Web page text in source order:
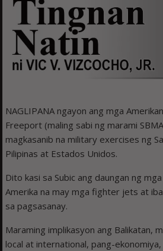
NAGLIPANA ngayon ang mga
Freeport (maling sabi ng marami
magkasanib na military exercises ng
Pilipinas at Estados Unidos.
Dito kasi sa Subic ang daungan ng
Amerika na may mga fighter jets at
sa pagsasanay.
Maraming implikasyon ang Balikatan,
local at international, pang-